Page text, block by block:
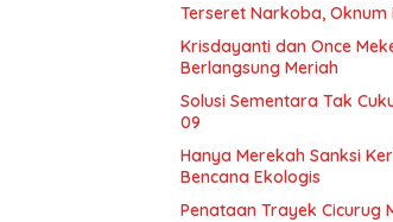
Terseret Narkoba, Oknum
Krisdayanti dan Once
Berlangsung Meriah
Solusi Sementara Tak
09
Hanya Merekah Sanksi
Bencana Ekologis
Penataan Trayek Cicurug